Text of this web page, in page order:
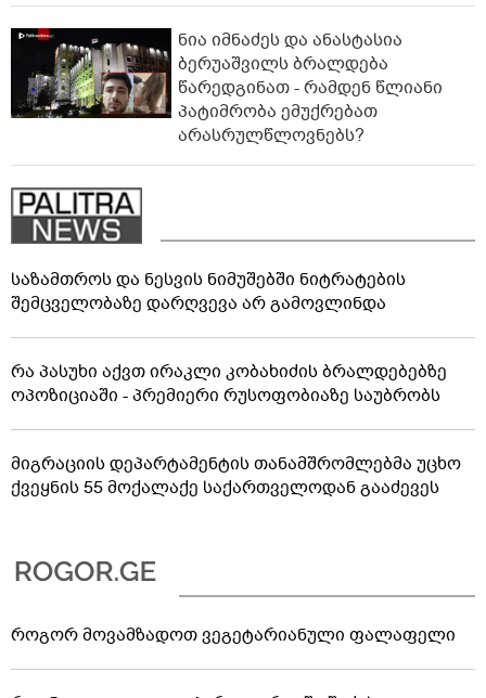
ნია იმნაძეს და ანასტასია
ბერუაშვილს ბრალდება
წარედგინათ - რამდენ წლიანი
პატიმრობა ემუქრებათ
არასრულწლოვნებს?
საზამთროს და ნესვის ნიმუშებში ნიტრატების
შემცველობაზე დარღვევა არ გამოვლინდა
რა პასუხი აქვთ ირაკლი კობახიძის ბრალდებებზე
ოპოზიციაში - პრემიერი რუსოფობიაზე საუბრობს
მიგრაციის დეპარტამენტის თანამშრომლებმა უცხო
ქვეყნის 55 მოქალაქე საქართველოდან გააძევეს
როგორ მოვამზადოთ ვეგეტარიანული ფალაფელი